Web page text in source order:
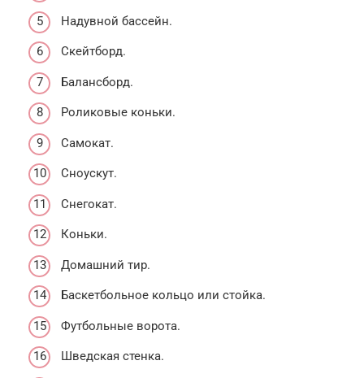
Надувной бассейн.
Скейтборд.
Балансборд.
Роликовые коньки.
Самокат.
Сноускут.
Снегокат.
Коньки.
Домашний тир.
Баскетбольное кольцо или стойка.
Футбольные ворота.
Шведская стенка.